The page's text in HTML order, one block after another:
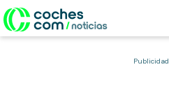
Publicidad